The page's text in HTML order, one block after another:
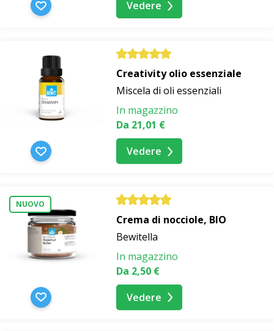
Vedere
Creativity olio essenziale
Miscela di oli essenziali
In magazzino
Da 21,01 €
Vedere
NUOVO
Crema di nocciole, BIO
Bewitella
In magazzino
Da 2,50 €
Vedere